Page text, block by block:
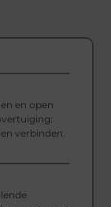
en open
verbinden.